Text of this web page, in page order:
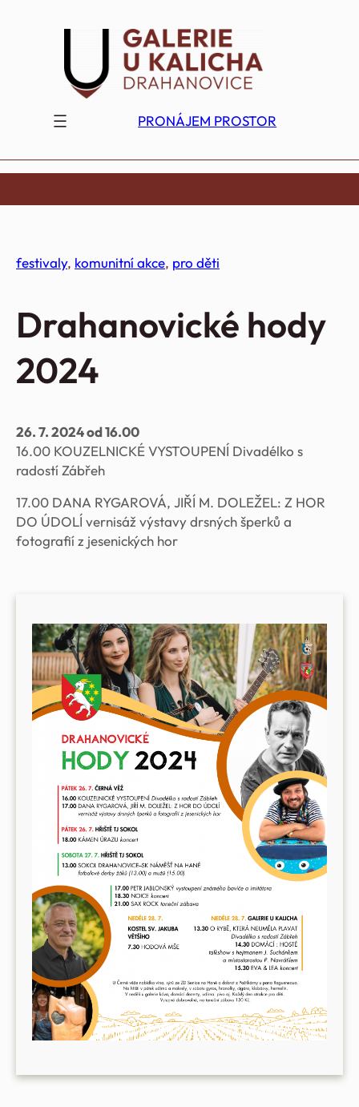
PRONÁJEM PROSTOR
festivaly, komunitní akce, pro děti
Drahanovické hody
2024
26. 7. 2024 od 16.00
16.00 KOUZELNICKÉ VYSTOUPENÍ Divadélko s
radostí Zábřeh
17.00 DANA RYGAROVÁ, JIŘÍ M. DOLEŽEL: Z HOR
DO ÚDOLÍ vernisáž výstavy drsných šperků a
fotografií z jesenických hor